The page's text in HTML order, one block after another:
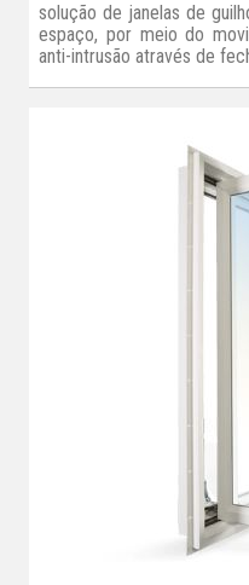
solução de janelas de
espaço, por meio do
anti-intrusão através de